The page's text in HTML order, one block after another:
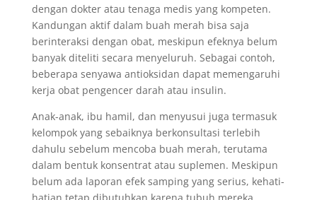
dengan dokter atau tenaga medis yang kompeten.
Kandungan aktif dalam buah merah bisa saja
berinteraksi dengan obat, meskipun efeknya belum
banyak diteliti secara menyeluruh. Sebagai contoh,
beberapa senyawa antioksidan dapat memengaruhi
kerja obat pengencer darah atau insulin.
Anak-anak, ibu hamil, dan menyusui juga termasuk
kelompok yang sebaiknya berkonsultasi terlebih
dahulu sebelum mencoba buah merah, terutama
dalam bentuk konsentrat atau suplemen. Meskipun
belum ada laporan efek samping yang serius, kehati-